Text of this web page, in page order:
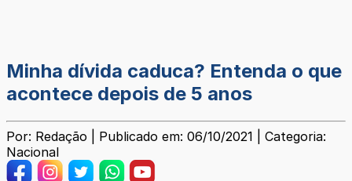
Minha dívida caduca? Entenda o que
acontece depois de 5 anos
Por: Redação | Publicado em: 06/10/2021 | Categoria:
Nacional